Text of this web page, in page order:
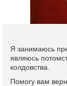
Я занимаюсь
являюсь
колдовства.
Помогу вам